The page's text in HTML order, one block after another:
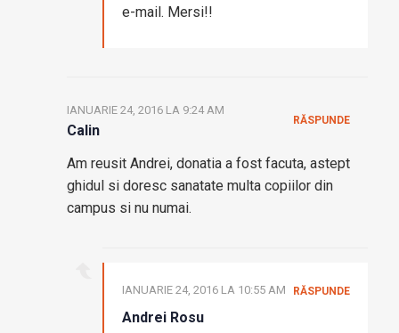
e-mail. Mersi!!
Calin
IANUARIE 24, 2016 LA 9:24 AM
Am reusit Andrei, donatia a fost facuta, astept
ghidul si doresc sanatate multa copiilor din
campus si nu numai.
RĂSPUNDE
Andrei Rosu
IANUARIE 24, 2016 LA 10:55 AM RĂSPUNDE